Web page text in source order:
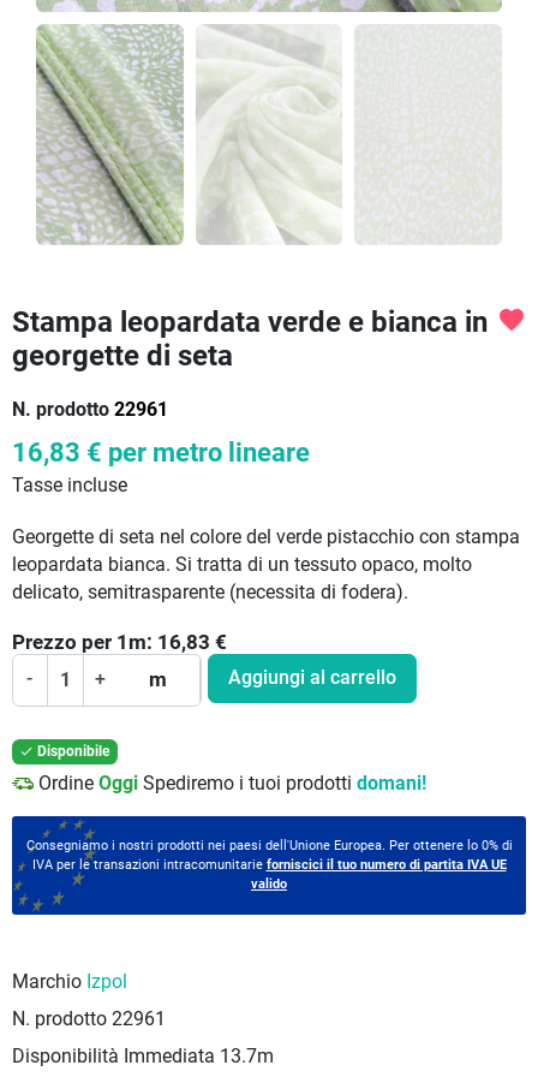
Stampa leopardata verde e bianca in
georgette di seta
N. prodotto 22961
favorite
16,83 € per metro lineare
Tasse incluse
Georgette di seta nel colore del verde pistacchio con stampa
leopardata bianca. Si tratta di un tessuto opaco, molto
delicato, semitrasparente (necessita di fodera).
Prezzo per 1 m: 16,83 €
- + m Aggiungi al carrello
 Disponibile
Ordine Oggi Spediremo i tuoi prodotti domani!
Consegniamo i nostri prodotti nei paesi dell'Unione Europea. Per ottenere lo 0% di
IVA per le transazioni intracomunitarie forniscici il tuo numero di partita IVA UE
valido
Marchio Izpol
N. prodotto 22961
Disponibilità Immediata 13.7m